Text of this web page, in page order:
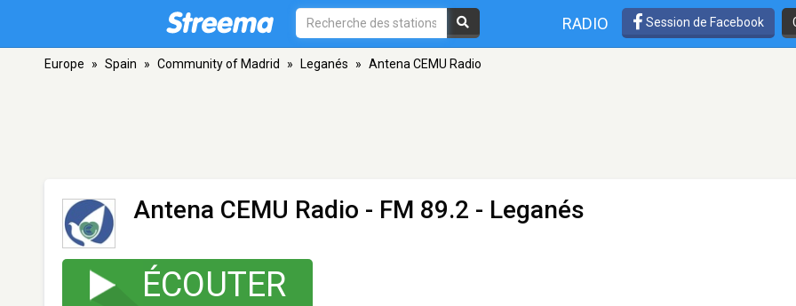
RADIO Session de Facebook
Europe » Spain » Community of Madrid » Leganés » Antena CEMU Radio
Antena CEMU Radio - FM 89.2 - Leganés
ÉCOUTER